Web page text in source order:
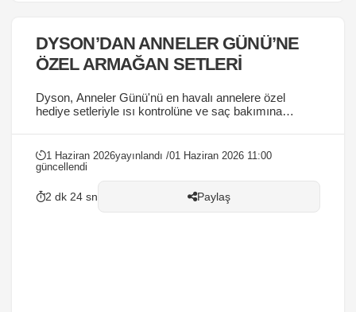
DYSON’DAN ANNELER GÜNÜ’NE
ÖZEL ARMAĞAN SETLERİ
Dyson, Anneler Günü'nü en havalı annelere özel
hediye setleriyle ısı kontrolüne ve saç bakımına
1 Haziran 2026yayınlandı /01 Haziran 2026 11:00
güncellendi
2 dk 24 sn Paylaş